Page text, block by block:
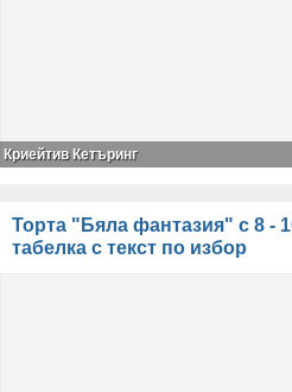
Криейтив Кетъринг
Торта "Бяла фантазия" с 8 -
табелка с текст по избор